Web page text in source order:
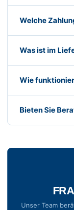
Welche
Was ist im
Wie
Bieten Sie
Unser Team